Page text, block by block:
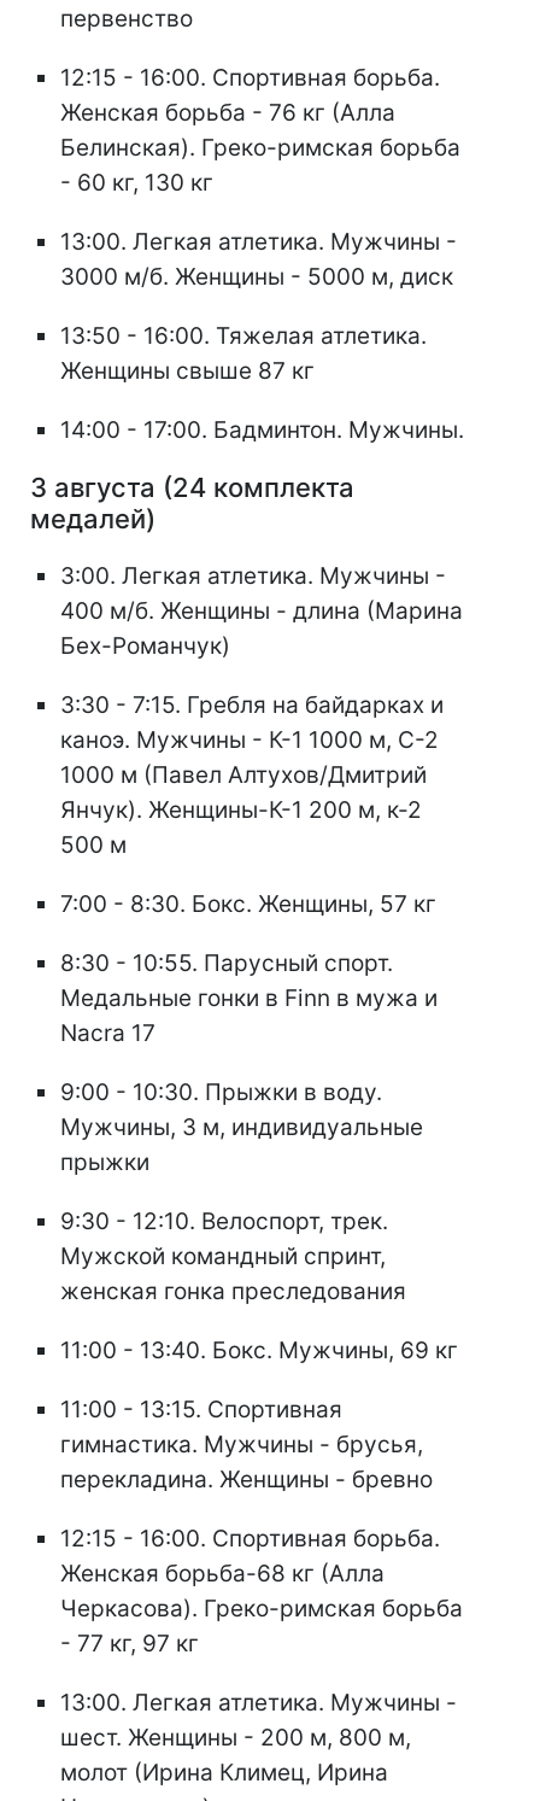
первенство
12:15 - 16:00. Спортивная борьба.
Женская борьба - 76 кг (Алла
Белинская). Греко-римская борьба
- 60 кг, 130 кг
13:00. Легкая атлетика. Мужчины -
3000 м/б. Женщины - 5000 м, диск
13:50 - 16:00. Тяжелая атлетика.
Женщины свыше 87 кг
14:00 - 17:00. Бадминтон. Мужчины.
3 августа (24 комплекта
медалей)
3:00. Легкая атлетика. Мужчины -
400 м/б. Женщины - длина (Марина
Бех-Романчук)
3:30 - 7:15. Гребля на байдарках и
каноэ. Мужчины - К-1 1000 м, С-2
1000 м (Павел Алтухов/Дмитрий
Янчук). Женщины-К-1 200 м, к-2
500 м
7:00 - 8:30. Бокс. Женщины, 57 кг
8:30 - 10:55. Парусный спорт.
Медальные гонки в Finn в мужа и
Nacra 17
9:00 - 10:30. Прыжки в воду.
Мужчины, 3 м, индивидуальные
прыжки
9:30 - 12:10. Велоспорт, трек.
Мужской командный спринт,
женская гонка преследования
11:00 - 13:40. Бокс. Мужчины, 69 кг
11:00 - 13:15. Спортивная
гимнастика. Мужчины - брусья,
перекладина. Женщины - бревно
12:15 - 16:00. Спортивная борьба.
Женская борьба-68 кг (Алла
Черкасова). Греко-римская борьба
- 77 кг, 97 кг
13:00. Легкая атлетика. Мужчины -
шест. Женщины - 200 м, 800 м,
молот (Ирина Климец, Ирина